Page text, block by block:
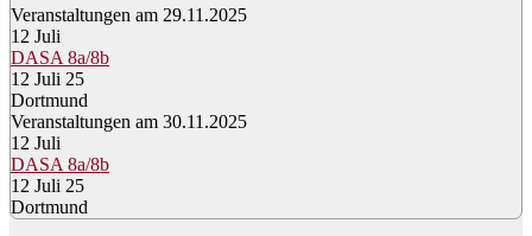
Veranstaltungen am 29.11.2025
12 Juli
DASA 8a/8b
12 Juli 25
Dortmund
Veranstaltungen am 30.11.2025
12 Juli
DASA 8a/8b
12 Juli 25
Dortmund